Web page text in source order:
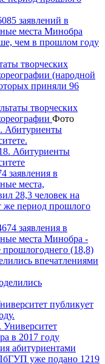
заявлений в
места Минобра
чем в прошлом году
творческих
Фото
Абитуриенты
заявления в
места Минобра -
прошлогоднего (18,8)
в 2017 году